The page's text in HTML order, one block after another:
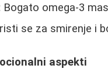
Bogato omega-3
se za smirenje i
aspekti